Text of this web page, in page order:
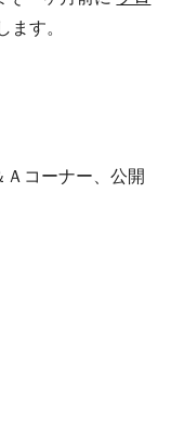
す。
コーナー、公開